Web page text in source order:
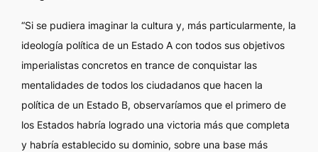
“Si se pudiera imaginar la cultura y, más particularmente, la
ideología política de un Estado A con todos sus objetivos
imperialistas concretos en trance de conquistar las
mentalidades de todos los ciudadanos que hacen la
política de un Estado B, observaríamos que el primero de
los Estados habría logrado una victoria más que completa
y habría establecido su dominio, sobre una base más